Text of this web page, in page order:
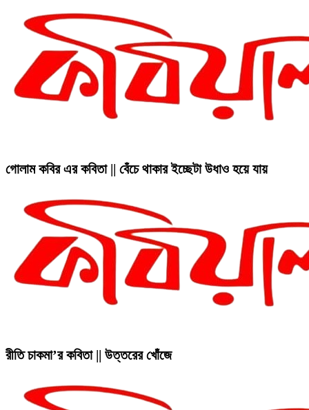
গোলাম কবির এর কবিতা || বেঁচে থাকার ইচ্ছেটা উধাও হয়ে যায়
রীতি চাকমা’র কবিতা || উত্তরের খোঁজে